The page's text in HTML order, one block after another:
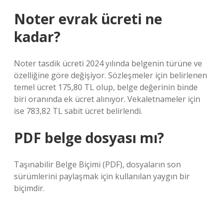
Noter evrak ücreti ne
kadar?
Noter tasdik ücreti 2024 yılında belgenin türüne ve
özelliğine göre değişiyor. Sözleşmeler için belirlenen
temel ücret 175,80 TL olup, belge değerinin binde
biri oranında ek ücret alınıyor. Vekaletnameler için
ise 783,82 TL sabit ücret belirlendi.
PDF belge dosyası mı?
Taşınabilir Belge Biçimi (PDF), dosyaların son
sürümlerini paylaşmak için kullanılan yaygın bir
biçimdir.